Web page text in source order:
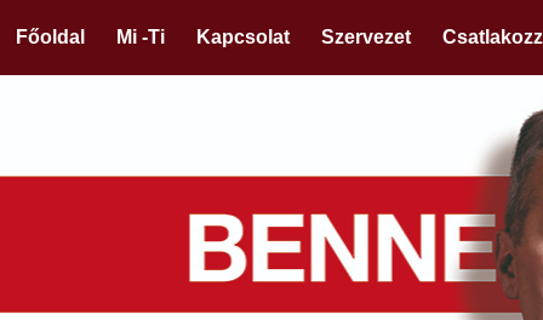
Főoldal Mi -Ti Kapcsolat Szervezet Csatlakozz